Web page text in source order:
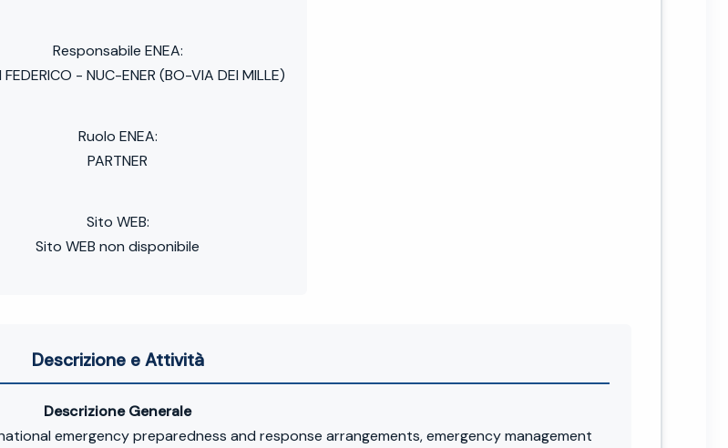
Responsabile ENEA:
FEDERICO - NUC-ENER (BO-VIA DEI MILLE)
Ruolo ENEA:
PARTNER
Sito WEB:
Sito WEB non disponibile
Descrizione e Attività
Descrizione Generale
emergency preparedness and response arrangements, emergency management